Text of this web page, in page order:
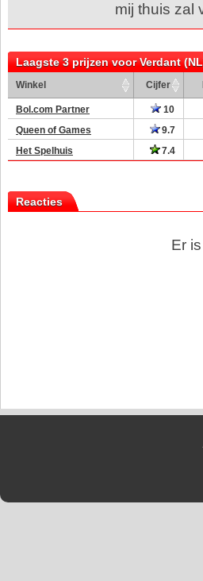
mij thuis zal
Laagste 3 prijzen voor Verdant
Winkel Cijfer
Bol.com Partner 10
Queen of Games
9.7
Het Spelhuis
7.4
Reacties
Er